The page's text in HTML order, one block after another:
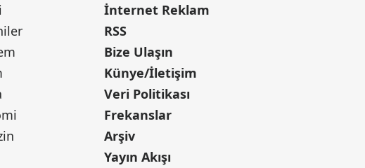
İnternet Reklam
RSS
Bize Ulaşın
Künye/İletişim
Veri Politikası
Frekanslar
Arşiv
Yayın Akışı